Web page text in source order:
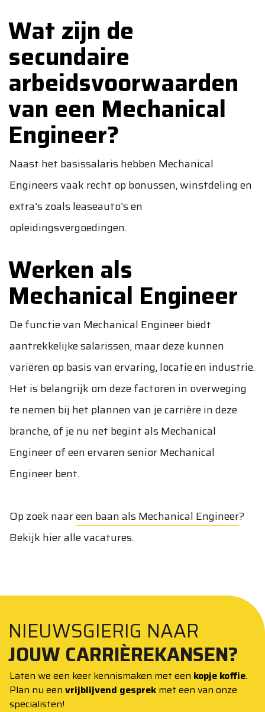
Wat zijn de
secundaire
arbeidsvoorwaarden
van een Mechanical
Engineer?
Naast het basissalaris hebben Mechanical
Engineers vaak recht op bonussen, winstdeling en
extra's zoals leaseauto's en
opleidingsvergoedingen.
Werken als
Mechanical Engineer
De functie van Mechanical Engineer biedt
aantrekkelijke salarissen, maar deze kunnen
variëren op basis van ervaring, locatie en industrie.
Het is belangrijk om deze factoren in overweging
te nemen bij het plannen van je carrière in deze
branche, of je nu net begint als Mechanical
Engineer of een ervaren senior Mechanical
Engineer bent.
Op zoek naareen baan als Mechanical Engineer?
Bekijk hier alle vacatures.
NIEUWSGIERIG NAAR
JOUW CARRIÈREKANSEN?
Laten we een keer kennismaken met een kopje koffie.
Plan nu een vrijblijvend gesprek met een van onze
specialisten!